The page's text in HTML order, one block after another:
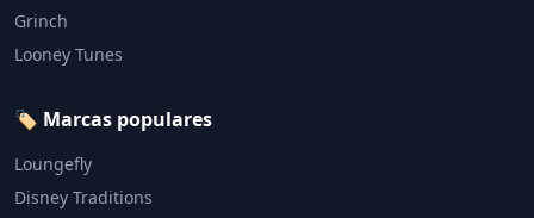
Grinch
Looney Tunes
🏷️ Marcas populares
Loungefly
Disney Traditions